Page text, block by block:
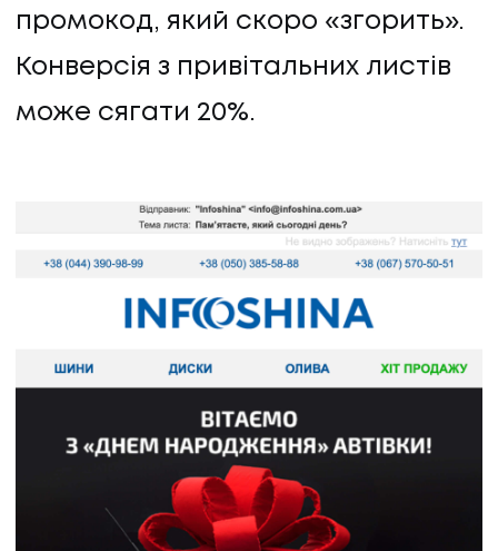
промокод, який скоро «згорить».
Конверсія з привітальних листів
може сягати 20%.